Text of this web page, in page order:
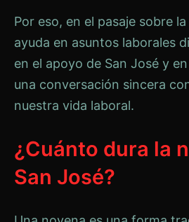
Por eso, en el pasaje sobre
ayuda en asuntos laborales
en el apoyo de San José y
una conversación sincera
nuestra vida laboral.
¿Cuánto dura la
San José?